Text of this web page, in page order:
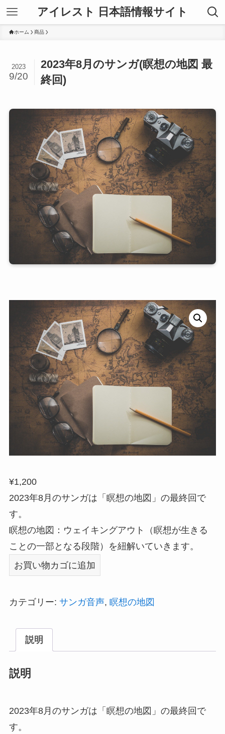
アイレスト 日本語情報サイト
ホーム 商品
2023年8月のサンガ(瞑想の地図 最
終回)
2023
9/20
¥1,200
2023年8月のサンガは「瞑想の地図」の最終回で
す。
瞑想の地図：ウェイキングアウト（瞑想が生きる
ことの一部となる段階）を紐解いていきます。
2023
年
の
ガ
想
の
お買い物カゴに追加
カテゴリー: サンガ音声, 瞑想の地図
説明
説明
2023年8月のサンガは「瞑想の地図」の最終回で
す。